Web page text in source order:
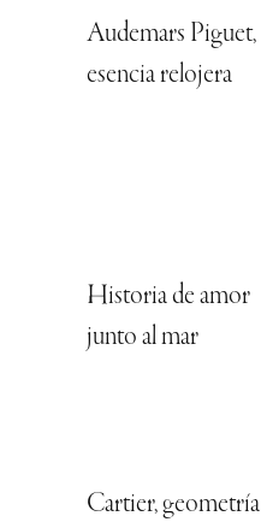
Audemars Piguet,
esencia relojera
Historia de amor
junto al mar
Cartier, geometría